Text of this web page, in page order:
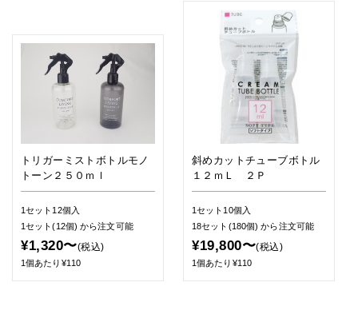
トリガーミストボトルモノ
トーン２５０ｍｌ
1セット12個入
1セット(12個)から注文可能
¥1,320〜(税込)
1個あたり¥110
斜めカットチューブボトル
１２ｍＬ ２Ｐ
1セット10個入
18セット(180個)から注文可能
¥19,800〜(税込)
1個あたり¥110